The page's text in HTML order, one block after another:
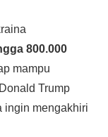
800.000
mampu
Trump
ingin mengakhiri